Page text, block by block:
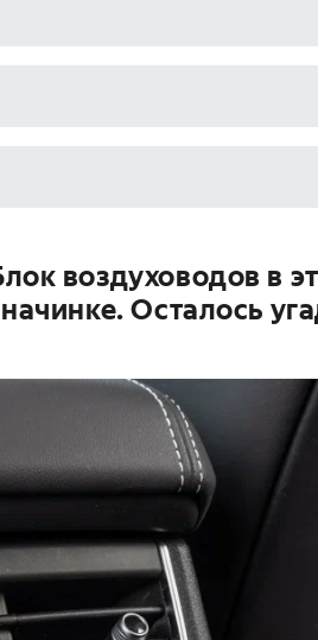
воздуховодов в
Осталось